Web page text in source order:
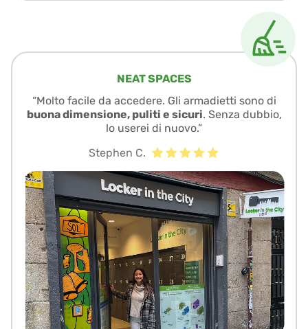
NEAT SPACES
“Molto facile da accedere. Gli armadietti sono di
buona dimensione, puliti e sicuri. Senza dubbio,
lo userei di nuovo.”
Stephen C.